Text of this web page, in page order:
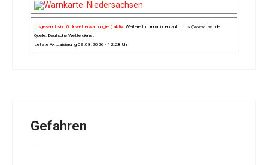
Insgesamt sind 0 Unwetterwarnung(en) aktiv. Weitere Informationen auf https://www.dwd.de
Quelle: Deutsche Wetterdienst
Letzte Aktualisierung 09.08.2026 - 12:28 Uhr
Gefahren